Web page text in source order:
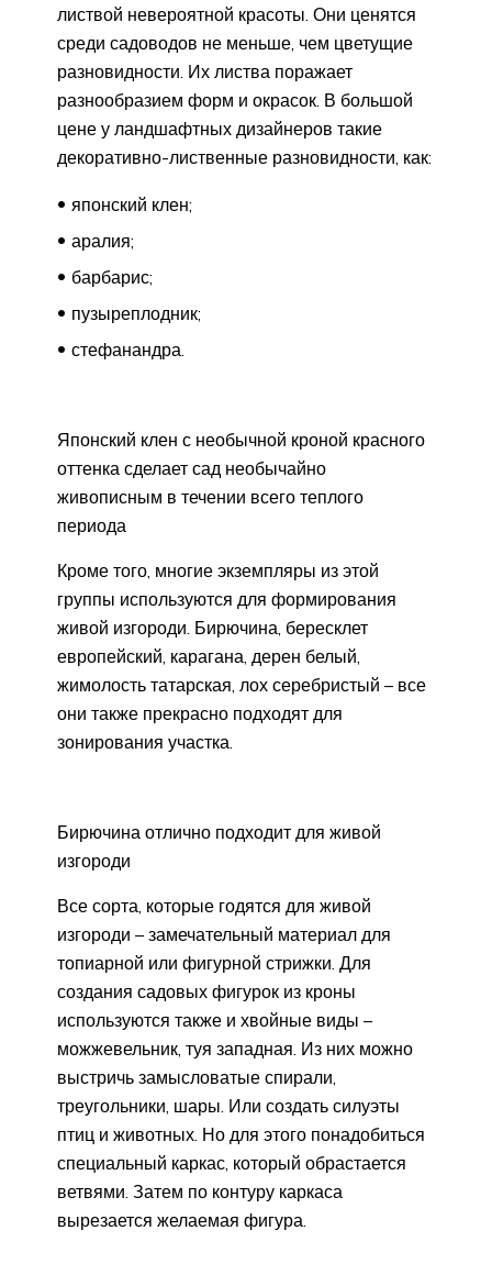
листвой невероятной красоты. Они ценятся
среди садоводов не меньше, чем цветущие
разновидности. Их листва поражает
разнообразием форм и окрасок. В большой
цене у ландшафтных дизайнеров такие
декоративно-лиственные разновидности, как:
японский клен;
аралия;
барбарис;
пузыреплодник;
стефанандра.
Японский клен с необычной кроной красного
оттенка сделает сад необычайно
живописным в течении всего теплого
периода
Кроме того, многие экземпляры из этой
группы используются для формирования
живой изгороди. Бирючина, бересклет
европейский, карагана, дерен белый,
жимолость татарская, лох серебристый – все
они также прекрасно подходят для
зонирования участка.
Бирючина отлично подходит для живой
изгороди
Все сорта, которые годятся для живой
изгороди – замечательный материал для
топиарной или фигурной стрижки. Для
создания садовых фигурок из кроны
используются также и хвойные виды –
можжевельник, туя западная. Из них можно
выстричь замысловатые спирали,
треугольники, шары. Или создать силуэты
птиц и животных. Но для этого понадобиться
специальный каркас, который обрастается
ветвями. Затем по контуру каркаса
вырезается желаемая фигура.